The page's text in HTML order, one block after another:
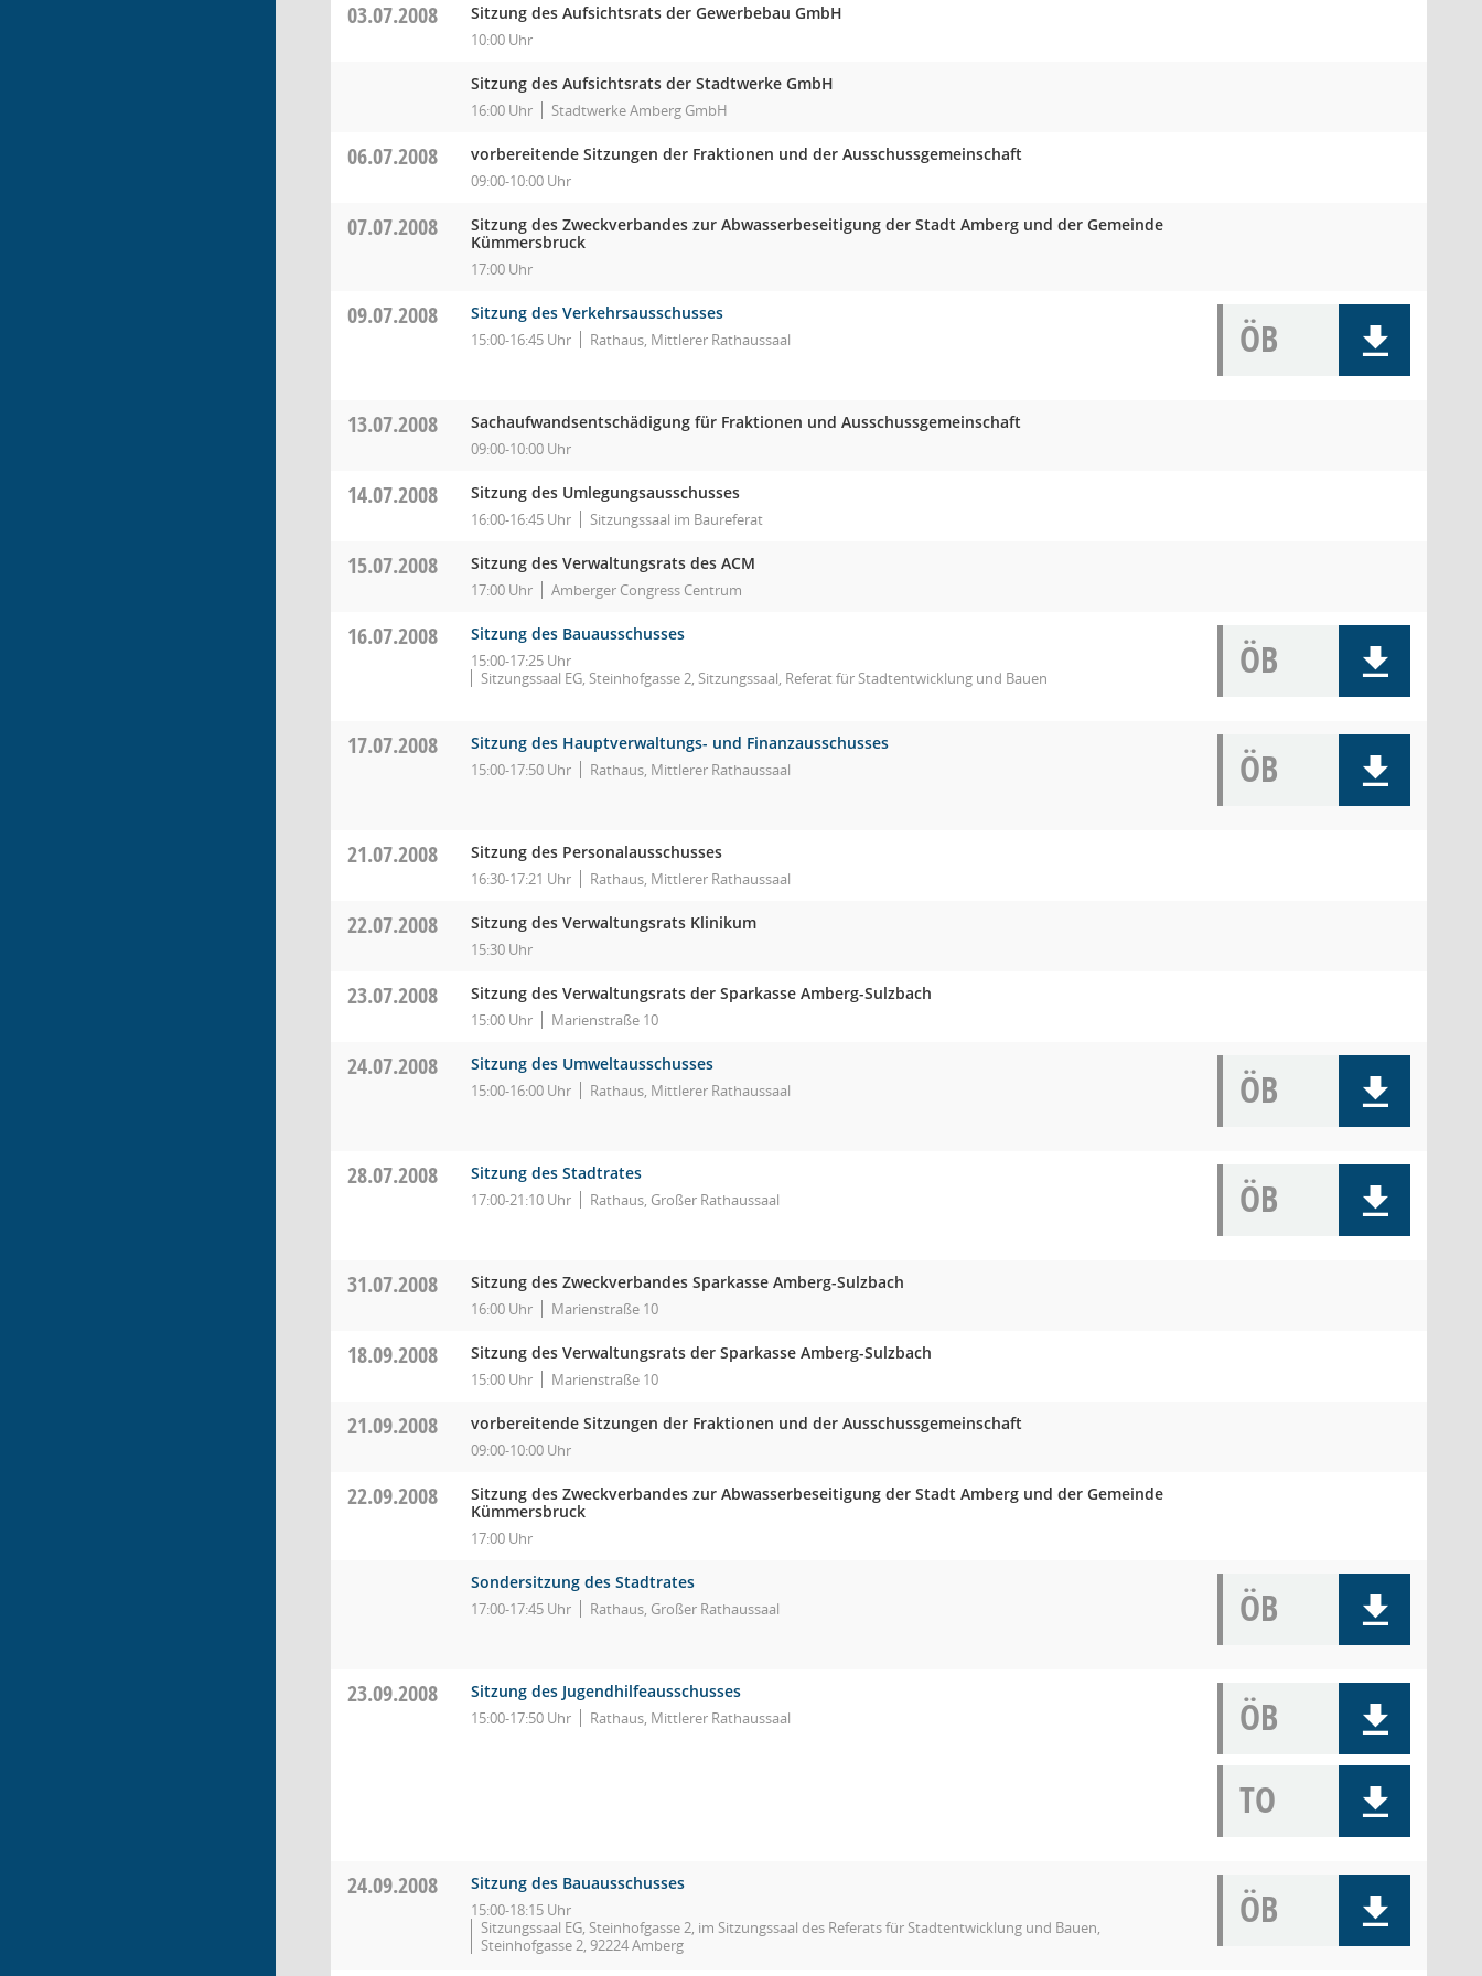
03.07.2008 Sitzung des Aufsichtsrats der Gewerbebau GmbH
10:00 Uhr
Sitzung des Aufsichtsrats der Stadtwerke GmbH
16:00 Uhr Stadtwerke Amberg GmbH
06.07.2008 vorbereitende Sitzungen der Fraktionen und der Ausschussgemeinschaft
09:00-10:00 Uhr
07.07.2008
Sitzung des Zweckverbandes zur Abwasserbeseitigung der Stadt Amberg und der Gemeinde
Kümmersbruck
17:00 Uhr
09.07.2008 Sitzung des Verkehrsausschusses
15:00-16:45 Uhr Rathaus, Mittlerer Rathaussaal ÖB
13.07.2008 Sachaufwandsentschädigung für Fraktionen und Ausschussgemeinschaft
09:00-10:00 Uhr
14.07.2008 Sitzung des Umlegungsausschusses
16:00-16:45 Uhr Sitzungssaal im Baureferat
15.07.2008 Sitzung des Verwaltungsrats des ACM
17:00 Uhr Amberger Congress Centrum
16.07.2008 Sitzung des Bauausschusses
15:00-17:25 Uhr
Sitzungssaal EG, Steinhofgasse 2, Sitzungssaal, Referat für Stadtentwicklung und Bauen
ÖB
17.07.2008 Sitzung des Hauptverwaltungs- und Finanzausschusses
15:00-17:50 Uhr Rathaus, Mittlerer Rathaussaal ÖB
21.07.2008 Sitzung des Personalausschusses
16:30-17:21 Uhr Rathaus, Mittlerer Rathaussaal
22.07.2008 Sitzung des Verwaltungsrats Klinikum
15:30 Uhr
23.07.2008 Sitzung des Verwaltungsrats der Sparkasse Amberg-Sulzbach
15:00 Uhr Marienstraße 10
24.07.2008 Sitzung des Umweltausschusses
15:00-16:00 Uhr Rathaus, Mittlerer Rathaussaal ÖB
28.07.2008 Sitzung des Stadtrates
17:00-21:10 Uhr Rathaus, Großer Rathaussaal ÖB
31.07.2008 Sitzung des Zweckverbandes Sparkasse Amberg-Sulzbach
16:00 Uhr Marienstraße 10
18.09.2008 Sitzung des Verwaltungsrats der Sparkasse Amberg-Sulzbach
15:00 Uhr Marienstraße 10
21.09.2008 vorbereitende Sitzungen der Fraktionen und der Ausschussgemeinschaft
09:00-10:00 Uhr
22.09.2008
Sitzung des Zweckverbandes zur Abwasserbeseitigung der Stadt Amberg und der Gemeinde
Kümmersbruck
17:00 Uhr
Sondersitzung des Stadtrates
17:00-17:45 Uhr Rathaus, Großer Rathaussaal ÖB
23.09.2008 Sitzung des Jugendhilfeausschusses
15:00-17:50 Uhr Rathaus, Mittlerer Rathaussaal
ÖB
TO
24.09.2008 Sitzung des Bauausschusses
15:00-18:15 Uhr
Sitzungssaal EG, Steinhofgasse 2, im Sitzungssaal des Referats für Stadtentwicklung und Bauen,
Steinhofgasse 2, 92224 Amberg
ÖB